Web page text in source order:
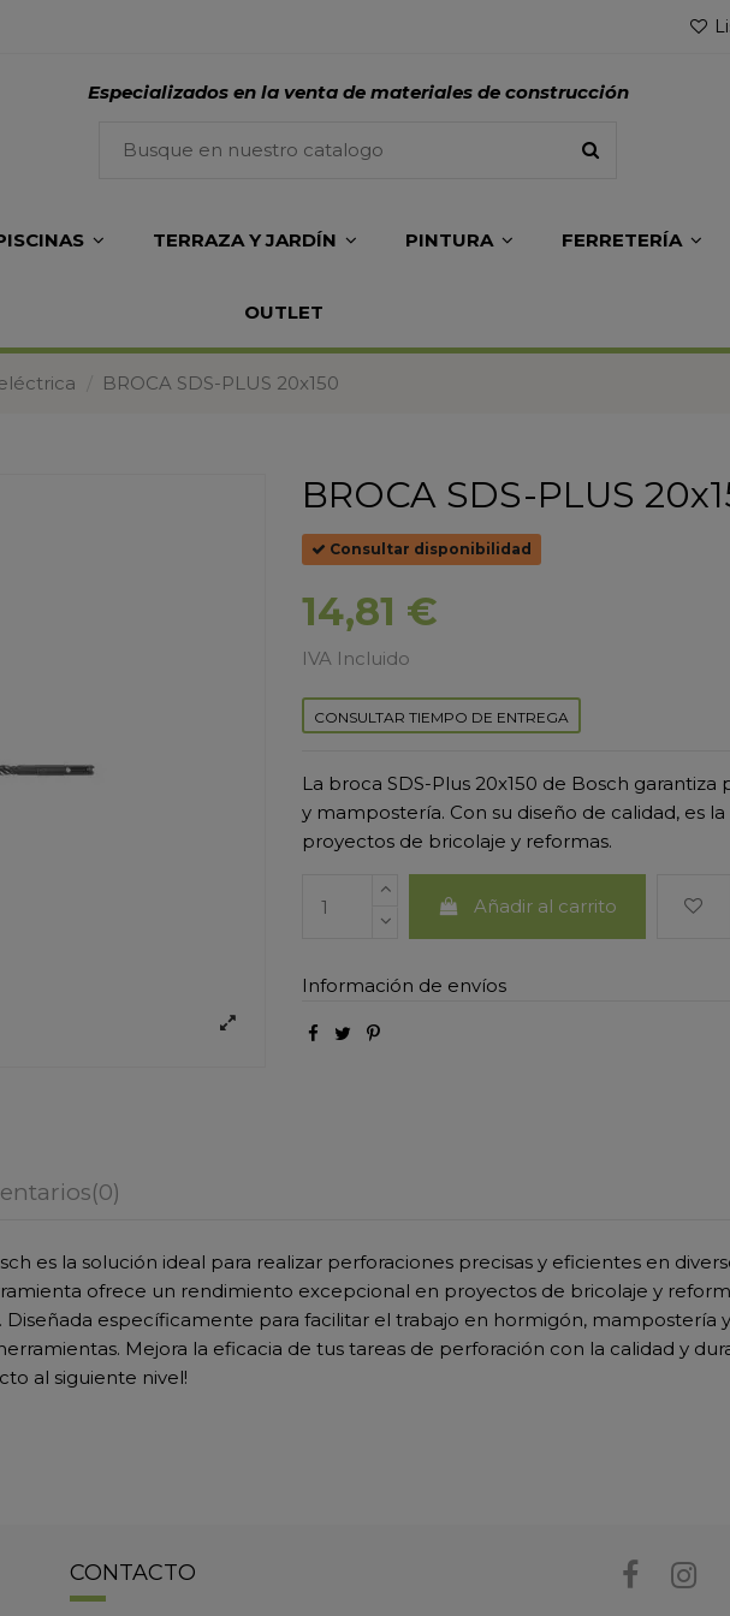
Especializados en la venta de materiales de construcción
TERRAZA Y JARDÍN PINTURA FERRETERÍA
OUTLET
BROCA SDS-PLUS 20x150
BROCA SDS-PLUS
Consultar disponibilidad
14,81 €
IVA Incluido
CONSULTAR TIEMPO DE ENTREGA
La broca SDS-Plus 20x150 de Bosch
y mampostería. Con su diseño de calidad, es
proyectos de bricolaje y reformas.
Añadir al carrito
Información de envíos
(0)
es la solución ideal para realizar perforaciones precisas y eficientes en
ofrece un rendimiento excepcional en proyectos de bricolaje y
Diseñada específicamente para facilitar el trabajo en hormigón, mampostería
Mejora la eficacia de tus tareas de perforación con la calidad y
al siguiente nivel!
CONTACTO